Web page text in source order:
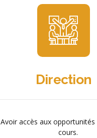
Direction
Avoir accès aux opportunités
cours.